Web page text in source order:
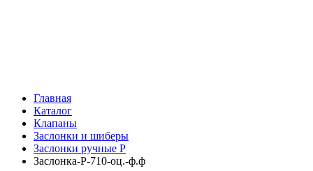
Главная
Каталог
Клапаны
Заслонки и шиберы
Заслонки ручные Р
Заслонка-Р-710-оц.-ф.ф